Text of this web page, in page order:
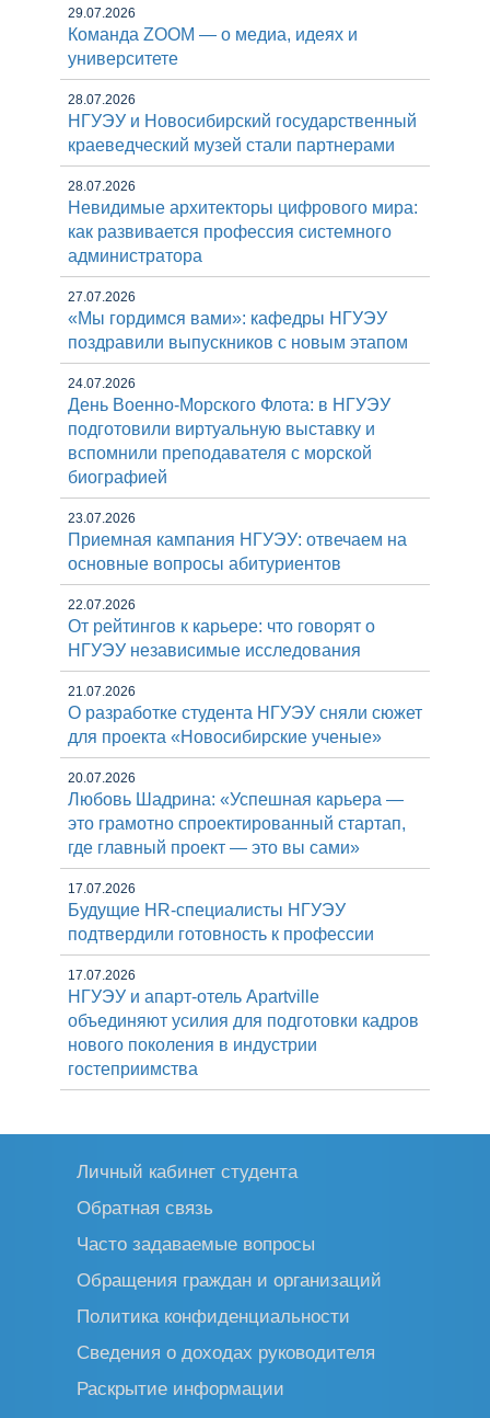
29.07.2026
Команда ZOOM — о медиа, идеях и
университете
28.07.2026
НГУЭУ и Новосибирский государственный
краеведческий музей стали партнерами
28.07.2026
Невидимые архитекторы цифрового мира:
как развивается профессия системного
администратора
27.07.2026
«Мы гордимся вами»: кафедры НГУЭУ
поздравили выпускников с новым этапом
24.07.2026
День Военно-Морского Флота: в НГУЭУ
подготовили виртуальную выставку и
вспомнили преподавателя с морской
биографией
23.07.2026
Приемная кампания НГУЭУ: отвечаем на
основные вопросы абитуриентов
22.07.2026
От рейтингов к карьере: что говорят о
НГУЭУ независимые исследования
21.07.2026
О разработке студента НГУЭУ сняли сюжет
для проекта «Новосибирские ученые»
20.07.2026
Любовь Шадрина: «Успешная карьера —
это грамотно спроектированный стартап,
где главный проект — это вы сами»
17.07.2026
Будущие HR-специалисты НГУЭУ
подтвердили готовность к профессии
17.07.2026
НГУЭУ и апарт-отель Apartville
объединяют усилия для подготовки кадров
нового поколения в индустрии
гостеприимства
Личный кабинет студента
Обратная связь
Часто задаваемые вопросы
Обращения граждан и организаций
Политика конфиденциальности
Сведения о доходах руководителя
Раскрытие информации